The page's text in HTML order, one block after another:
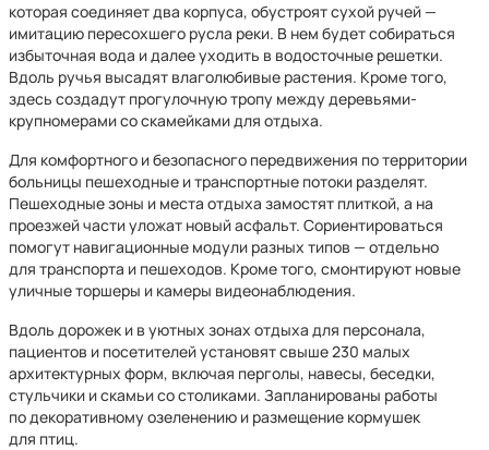
которая соединяет два корпуса, обустроят сухой ручей —
имитацию пересохшего русла реки. В нем будет собираться
избыточная вода и далее уходить в водосточные решетки.
Вдоль ручья высадят влаголюбивые растения. Кроме того,
здесь создадут прогулочную тропу между деревьями-
крупномерами со скамейками для отдыха.
Для комфортного и безопасного передвижения по территории
больницы пешеходные и транспортные потоки разделят.
Пешеходные зоны и места отдыха замостят плиткой, а на
проезжей части уложат новый асфальт. Сориентироваться
помогут навигационные модули разных типов — отдельно
для транспорта и пешеходов. Кроме того, смонтируют новые
уличные торшеры и камеры видеонаблюдения.
Вдоль дорожек и в уютных зонах отдыха для персонала,
пациентов и посетителей установят свыше 230 малых
архитектурных форм, включая перголы, навесы, беседки,
стульчики и скамьи со столиками. Запланированы работы
по декоративному озеленению и размещение кормушек
для птиц.